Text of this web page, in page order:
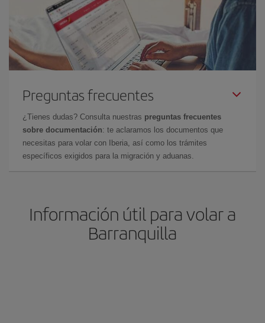
Preguntas frecuentes
¿Tienes dudas? Consulta nuestras preguntas frecuentes
sobre documentación: te aclaramos los documentos que
necesitas para volar con Iberia, así como los trámites
específicos exigidos para la migración y aduanas.
Información útil para volar a
Barranquilla